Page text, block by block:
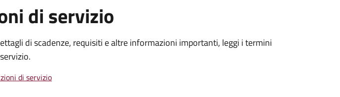
di servizio
di scadenze, requisiti e altre informazioni importanti, leggi i termini
di servizio